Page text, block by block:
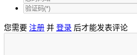
您需要 注册 并 登录 后才能发表评论